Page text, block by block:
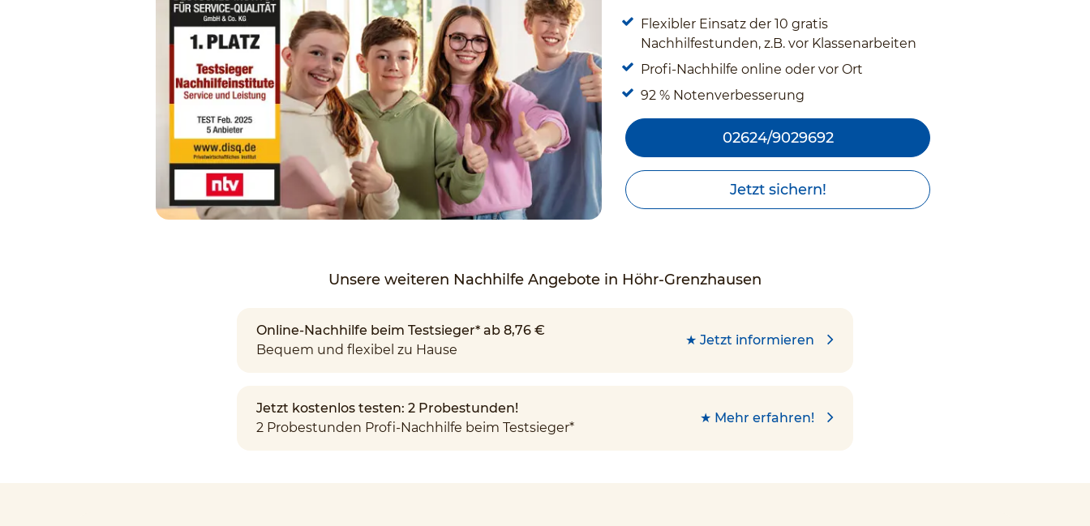
Flexibler Einsatz der 10 gratis
Nachhilfestunden, z.B. vor Klassenarbeiten
Profi-Nachhilfe online oder vor Ort
92 % Notenverbesserung
02624/9029692
Jetzt sichern!
Unsere weiteren Nachhilfe Angebote in Höhr-Grenzhausen
Online-Nachhilfe beim Testsieger* ab 8,76 €
Bequem und flexibel zu Hause
★ Jetzt informieren
Jetzt kostenlos testen: 2 Probestunden!
2 Probestunden Profi-Nachhilfe beim Testsieger*
★ Mehr erfahren!